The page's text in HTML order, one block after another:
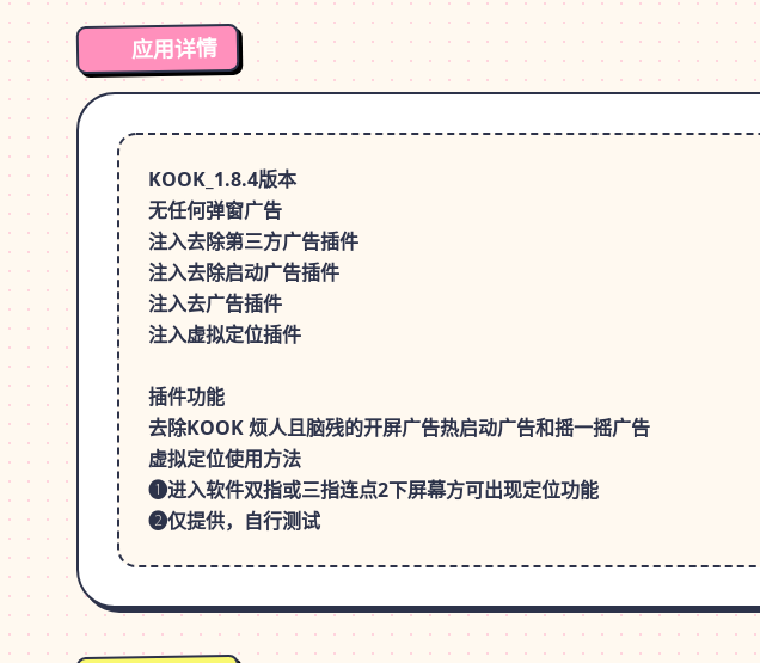
应用详情
KOOK_1.8.4版本
无任何弹窗广告
注入去除第三方广告插件
注入去除启动广告插件
注入去广告插件
注入虚拟定位插件
插件功能
去除KOOK 烦人且脑残的开屏广告热启动广告和摇一摇广告
虚拟定位使用方法
❶进入软件双指或三指连点2下屏幕方可出现定位功能
❷仅提供，自行测试